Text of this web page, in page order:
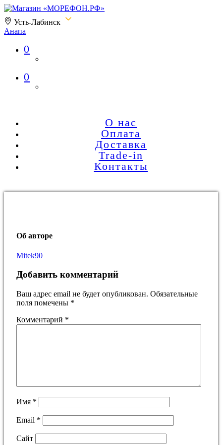
Усть-Лабинск
Анапа
Магазин «МОРЕФОН.РФ»
0
0
О нас
Оплата
Доставка
Trade-in
Контакты
Об авторе
Mitek90
Добавить комментарий
Ваш адрес email не будет опубликован. Обязательные
поля помечены *
Комментарий *
Имя *
Email *
Сайт